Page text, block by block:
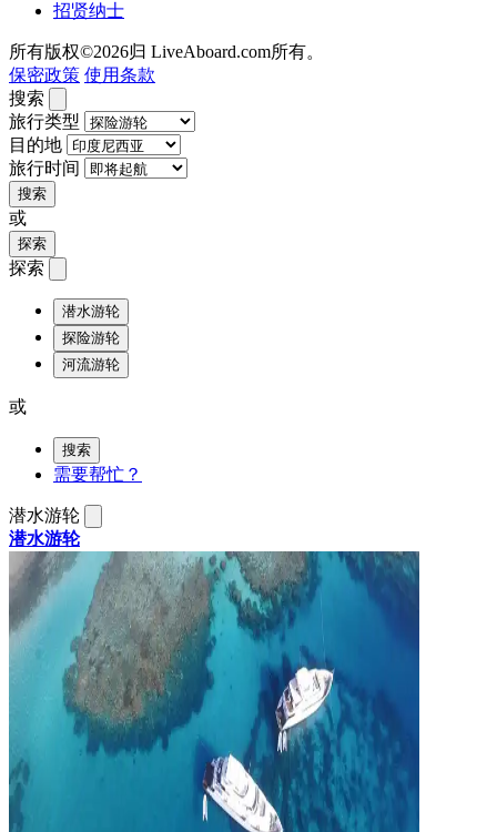
招贤纳士
所有版权©2026归 LiveAboard.com所有。
保密政策 使用条款
搜索
旅行类型
目的地
旅行时间
搜索
或
探索
探索
潜水游轮
探险游轮
河流游轮
或
搜索
需要帮忙？
潜水游轮
潜水游轮